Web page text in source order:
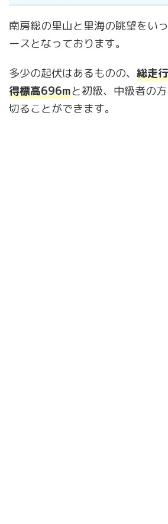
南房総の里山と里海の眺望をい
ースとなっております。
多少の起伏はあるものの、 総走
得標高696mと初級、中級者の
切ることができます。